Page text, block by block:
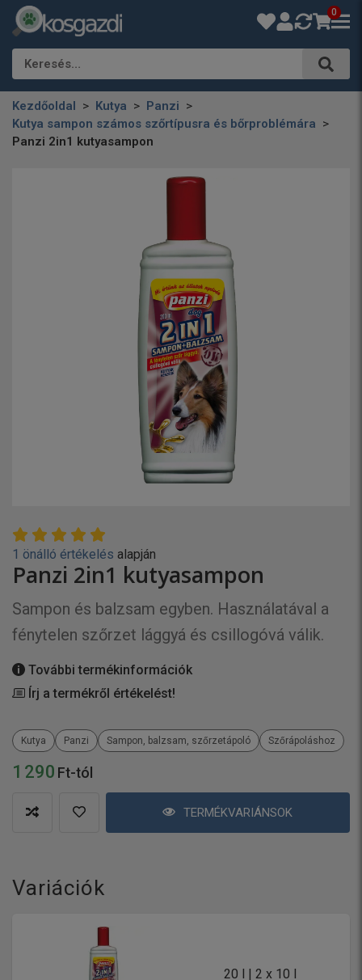
0
Keresés…
Kezdőoldal Kutya
Panzi
Kutya sampon számos szőrtípusra és bőrproblémára
Panzi 2in1 kutyasampon
1 önálló értékelés alapján
Panzi 2in1 kutyasampon
1 290 Ft-tól
TERMÉKVARIÁNSOK
Sampon és balzsam egyben. Használatával a
fénytelen szőrzet lággyá és csillogóvá válik.
További termékinformációk
Írj a termékről értékelést!
Kutya Panzi Sampon, balzsam, szőrzetápoló Szőrápoláshoz
Variációk
20 l | 2 x 10 l